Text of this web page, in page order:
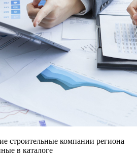
строительные компании региона
в каталоге